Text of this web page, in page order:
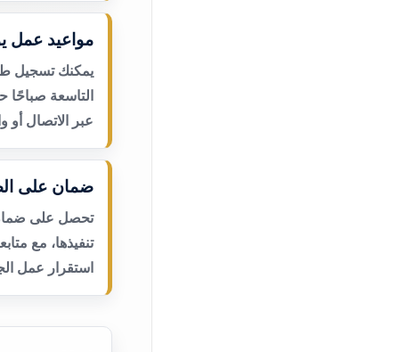
مواعيد عمل
يمكنك تسجيل
التاسعة
عبر الاتصال أو
ضمان على
تحصل على ضمان
تنفيذها، مع
استقرار عمل